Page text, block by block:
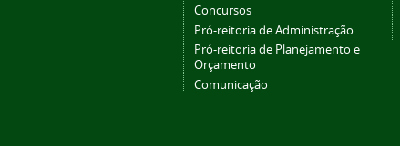
Concursos
Pró-reitoria de Administração
Pró-reitoria de Planejamento e
Orçamento
Comunicação